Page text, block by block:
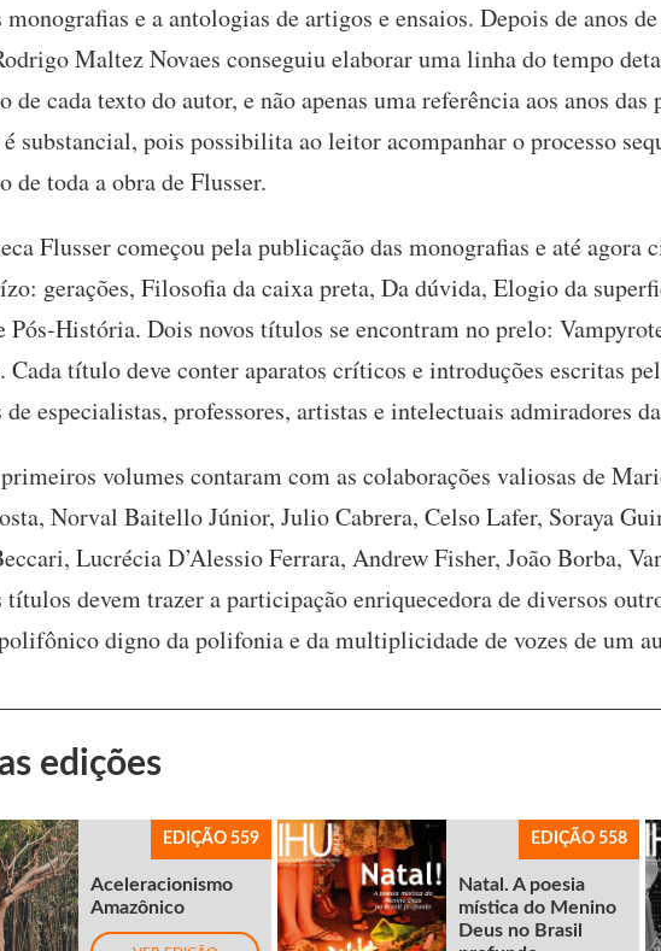
monografias e a antologias de artigos e ensaios. Depois de anos
Maltez Novaes conseguiu elaborar uma linha do tempo
de cada texto do autor, e não apenas uma referência aos anos
substancial, pois possibilita ao leitor acompanhar o processo
de toda a obra de Flusser.
Flusser começou pela publicação das monografias e até agora
gerações, Filosofia da caixa preta, Da dúvida, Elogio da
Pós-História. Dois novos títulos se encontram no prelo:
Cada título deve conter aparatos críticos e introduções escritas
especialistas, professores, artistas e intelectuais admiradores
volumes contaram com as colaborações valiosas de
Norval Baitello Júnior, Julio Cabrera, Celso Lafer, Soraya
Lucrécia D’Alessio Ferrara, Andrew Fisher, João Borba,
devem trazer a participação enriquecedora de diversos
digno da polifonia e da multiplicidade de vozes de um
edições
EDIÇÃO 559
Aceleracionismo
Amazônico
EDIÇÃO 558
Natal. A poesia
mística do Menino
Deus no Brasil